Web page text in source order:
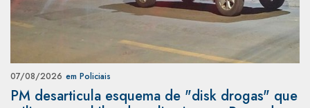
07/08/2026 em Policiais
PM desarticula esquema de "disk drogas" que